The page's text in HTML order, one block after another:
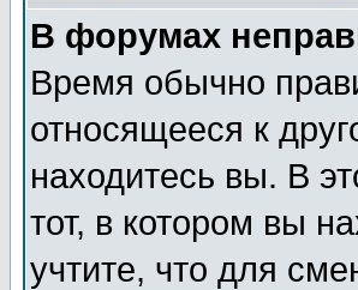
В форумах
Время обычно
относящееся к
находитесь вы. В
тот, в котором вы
учтите, что для